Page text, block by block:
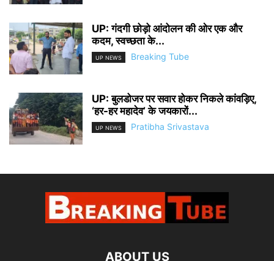
UP: गंदगी छोड़ो आंदोलन की ओर एक और
कदम, स्वच्छता के...
UP NEWS Breaking Tube
UP: बुलडोजर पर सवार होकर निकले कांवड़िए,
‘हर-हर महादेव’ के जयकारों...
UP NEWS Pratibha Srivastava
ABOUT US